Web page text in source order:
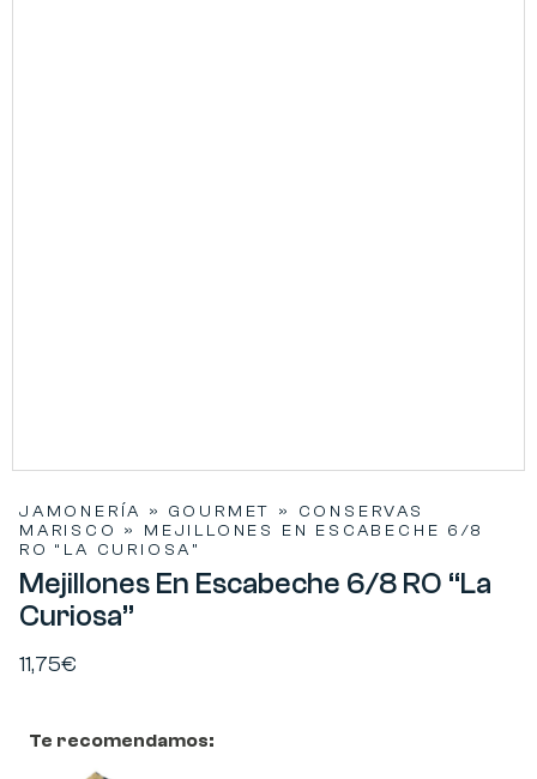
JAMONERÍA » GOURMET » CONSERVAS
MARISCO
» MEJILLONES EN ESCABECHE 6/8
RO “LA CURIOSA”
Mejillones En Escabeche 6/8 RO “La
Curiosa”
11,75€
Te recomendamos: